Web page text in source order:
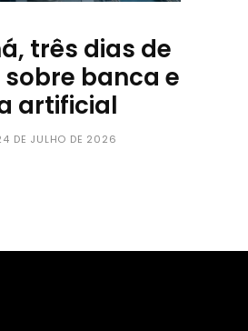
três dias de
banca e
artificial
DE JULHO DE 2026